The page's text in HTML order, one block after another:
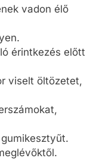
vadon élő
érintkezés előtt
viselt öltözetet,